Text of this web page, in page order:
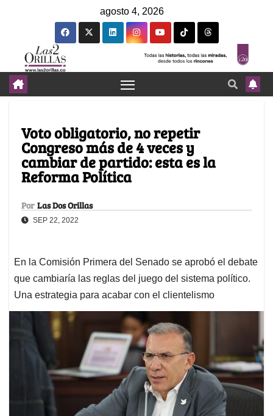
agosto 4, 2026
Voto obligatorio, no repetir
Congreso más de 4 veces y
cambiar de partido: esta es la
Reforma Política
Por Las Dos Orillas
SEP 22, 2022
En la Comisión Primera del Senado se aprobó el debate
que cambiaría las reglas del juego del sistema político.
Una estrategia para acabar con el clientelismo